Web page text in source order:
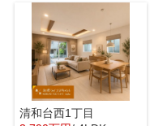
清和台西1丁目